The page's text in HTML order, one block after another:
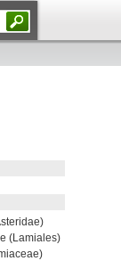
(Lamiales)